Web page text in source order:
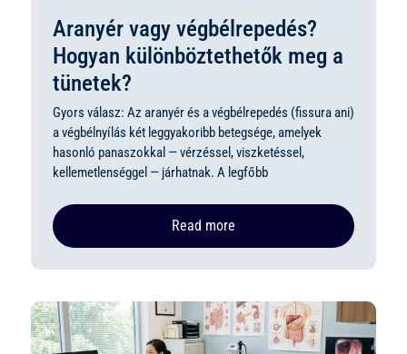
Aranyér vagy végbélrepedés?
Hogyan különböztethetők meg a
tünetek?
Gyors válasz: Az aranyér és a végbélrepedés (fissura ani)
a végbélnyílás két leggyakoribb betegsége, amelyek
hasonló panaszokkal — vérzéssel, viszketéssel,
kellemetlenséggel — járhatnak. A legfőbb
Read more